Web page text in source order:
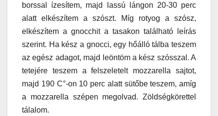
borssal ízesítem, majd lassú lángon 20-30 perc
alatt elkészítem a szószt. Míg rotyog a szósz,
elkészítem a gnocchit a tasakon található leírás
szerint. Ha kész a gnocci, egy hőálló tálba teszem
az egész adagot, majd leöntöm a kész szósszal. A
tetejére teszem a felszeletelt mozzarella sajtot,
majd 190 C°-on 10 perc alatt sütőbe teszem, amíg
a mozzarella szépen megolvad. Zöldségkörettel
tálalom.